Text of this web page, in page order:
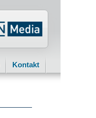
Kontakt